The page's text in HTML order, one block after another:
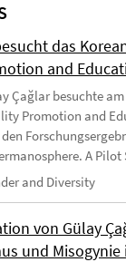
das
and
Çağlar besuchte
Promotion and
A Pilot
and Diversity
von Gülay
und Misogynie